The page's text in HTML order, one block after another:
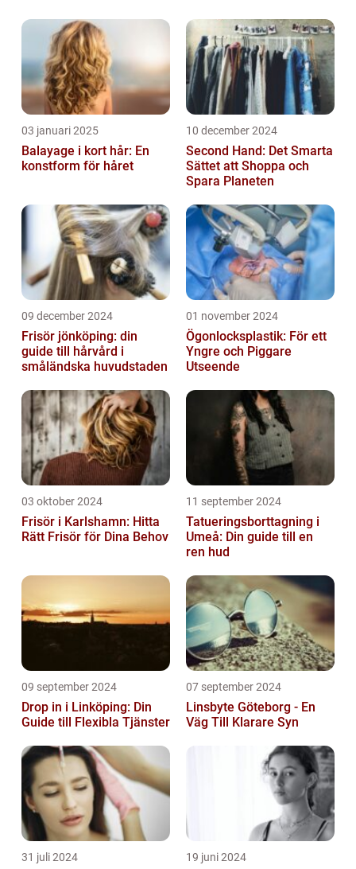
03 januari 2025
Balayage i kort hår: En
konstform för håret
10 december 2024
Second Hand: Det Smarta
Sättet att Shoppa och
Spara Planeten
09 december 2024
Frisör jönköping: din
guide till hårvård i
småländska huvudstaden
01 november 2024
Ögonlocksplastik: För ett
Yngre och Piggare
Utseende
03 oktober 2024
Frisör i Karlshamn: Hitta
Rätt Frisör för Dina Behov
11 september 2024
Tatueringsborttagning i
Umeå: Din guide till en
ren hud
09 september 2024
Drop in i Linköping: Din
Guide till Flexibla Tjänster
07 september 2024
Linsbyte Göteborg - En
Väg Till Klarare Syn
31 juli 2024 19 juni 2024